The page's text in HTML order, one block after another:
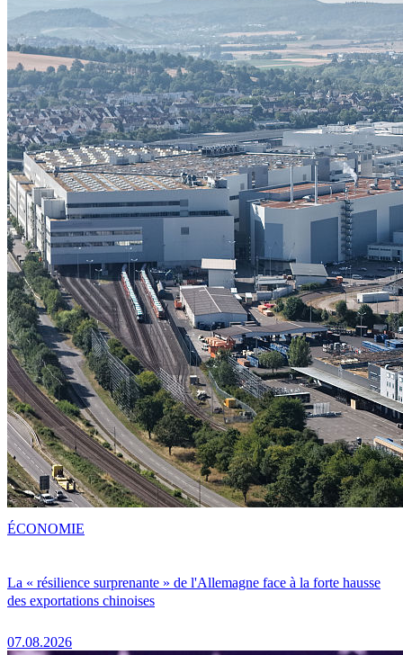
La « résilience surprenante » de l'Allemagne face à la forte hausse
des exportations chinoises
07.08.2026
ÉCONOMIE